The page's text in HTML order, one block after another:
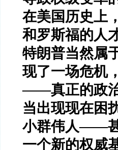
在美国历史上
和罗斯福的人
特朗普当然属
现了一场危机
——真正的政
当出现现在困
小群伟人——
一个新的权威